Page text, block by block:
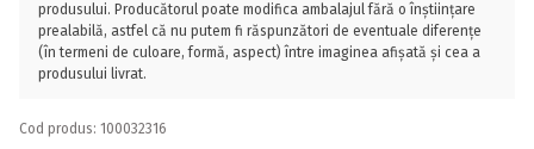
produsului. Producătorul poate modifica ambalajul fără o înștiințare
prealabilă, astfel că nu putem fi răspunzători de eventuale diferențe
(în termeni de culoare, formă, aspect) între imaginea afișată și cea a
produsului livrat.
Cod produs: 100032316